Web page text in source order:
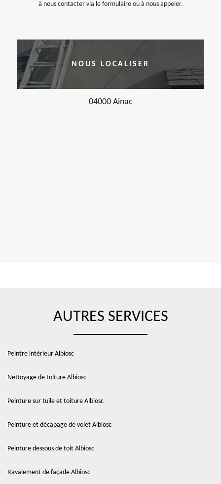
à nous contacter via le formulaire ou à nous appeler.
NOUS LOCALISER
04000 Ainac
AUTRES SERVICES
Peintre intérieur Albiosc
Nettoyage de toiture Albiosc
Peinture sur tuile et toiture Albiosc
Peinture et décapage de volet Albiosc
Peinture dessous de toit Albiosc
Ravalement de façade Albiosc